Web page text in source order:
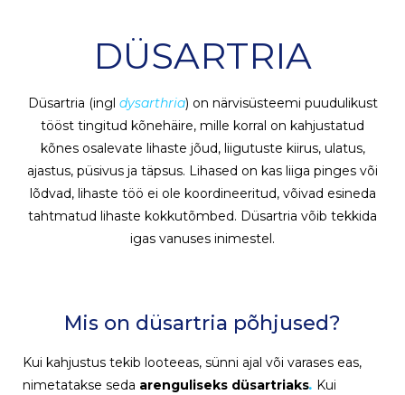
DÜSARTRIA
Düsartria (ingl dysarthria) on närvisüsteemi puudulikust
tööst tingitud kõnehäire, mille korral on kahjustatud
kõnes osalevate lihaste jõud, liigutuste kiirus, ulatus,
ajastus, püsivus ja täpsus. Lihased on kas liiga pinges või
lõdvad, lihaste töö ei ole koordineeritud, võivad esineda
tahtmatud lihaste kokkutõmbed. Düsartria võib tekkida
igas vanuses inimestel.
Mis on düsartria põhjused?
Kui kahjustus tekib looteeas, sünni ajal või varases eas,
nimetatakse seda arenguliseks düsartriaks. Kui